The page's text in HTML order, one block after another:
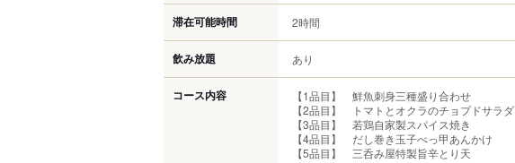
滞在可能時間 2時間
飲み放題 あり
コース内容
【1品目】 鮮魚刺身三種盛り合わせ
【2品目】 トマトとオクラのチョプドサラダ
【3品目】 若鶏自家製スパイス焼き
【4品目】 だし巻き玉子べっ甲あんかけ
【5品目】 三呑み屋特製旨辛とり天